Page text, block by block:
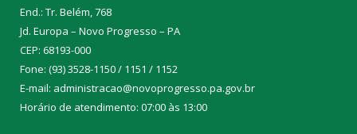
End.: Tr. Belém, 768
Jd. Europa – Novo Progresso – PA
CEP: 68193-000
Fone: (93) 3528-1150 / 1151 / 1152
E-mail: administracao@novoprogresso.pa.gov.br
Horário de atendimento: 07:00 às 13:00